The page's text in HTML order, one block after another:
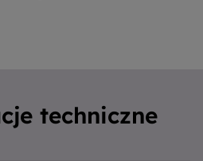
techniczne